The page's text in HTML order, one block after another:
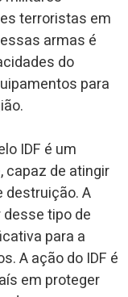
terroristas em
armas é
do
para
IDF é um
capaz de atingir
destruição. A
tipo de
para a
A ação do IDF é
em proteger